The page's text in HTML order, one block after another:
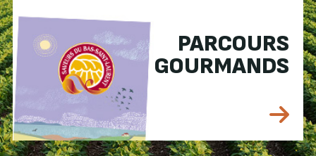
PARCOURS
GOURMANDS